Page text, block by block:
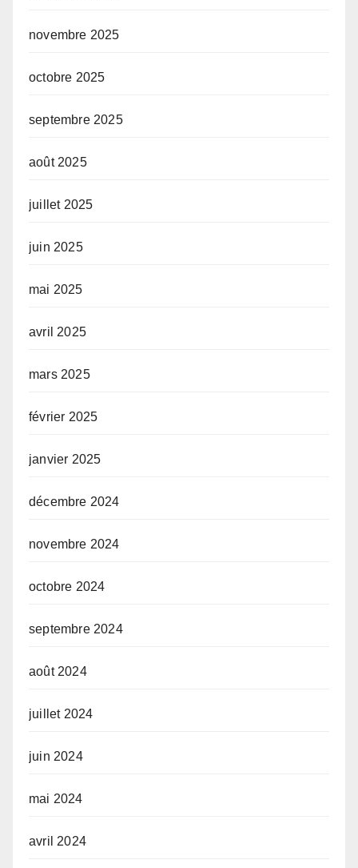
novembre 2025
octobre 2025
septembre 2025
août 2025
juillet 2025
juin 2025
mai 2025
avril 2025
mars 2025
février 2025
janvier 2025
décembre 2024
novembre 2024
octobre 2024
septembre 2024
août 2024
juillet 2024
juin 2024
mai 2024
avril 2024